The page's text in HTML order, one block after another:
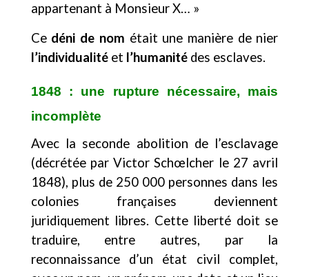
appartenant à Monsieur X… »
Ce déni de nom était une manière de nier
l’individualitéet l’humanitédes esclaves.
1848 : une rupture nécessaire, mais
incomplète
Avec la seconde abolition de l’esclavage
(décrétée par Victor Schœlcher le 27 avril
1848), plus de 250 000 personnes dans les
colonies françaises deviennent
juridiquement libres. Cette liberté doit se
traduire, entre autres, par la
reconnaissance d’un état civil complet,